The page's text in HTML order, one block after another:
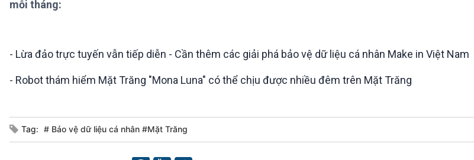
360 độ Sức khỏe
Chuyên gia của bạn
Xã hội chuyển động
Bước chân đến trường
Thanh âm ký sự
Chân dung cuộc sống
Các chương trình đặc biệt
mỗi tháng:
- Lừa đảo trực tuyến vẫn tiếp diễn - Cần thêm các giải phá bảo vệ dữ liệu cá nhân Make in Việt Nam
- Robot thám hiểm Mặt Trăng "Mona Luna" có thể chịu được nhiều đêm trên Mặt Trăng
Tag: # Bảo vệ dữ liệu cá nhân #Mặt Trăng